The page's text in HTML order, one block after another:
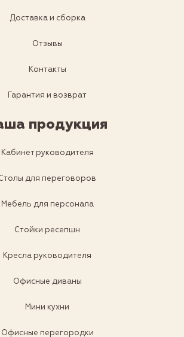
Доставка и сборка
Отзывы
Контакты
Гарантия и возврат
продукция
Кабинет руководителя
для переговоров
Мебель для персонала
Стойки ресепшн
Кресла руководителя
Офисные диваны
Мини кухни
Офисные перегородки